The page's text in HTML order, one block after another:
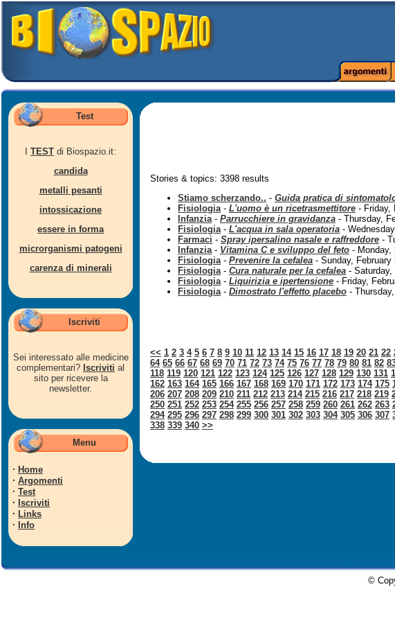
Test
TEST di Biospazio.it:
candida
metalli pesanti
intossicazione
essere in forma
microrganismi patogeni
carenza di minerali
Iscriviti
Sei interessato alle medicine
complementari? Iscriviti al
sito per ricevere la
newsletter.
Menu
· Home
· Argomenti
· Test
· Iscriviti
· Links
· Info
Stories & topics: 3398 results
Stiamo scherzando.. - Guida pratica di
Fisiologia- L'uomo è un ricetrasmettitore - Friday,
Infanzia- Parrucchiere in gravidanza - Thursday,
Fisiologia- L'acqua in sala operatoria -
Farmaci - Spray ipersalino nasale e raffreddore -
Infanzia- Vitamina C e sviluppo del feto - Monday,
Fisiologia- Prevenire la cefalea - Sunday, February
Fisiologia- Cura naturale per la cefalea - Saturday,
Fisiologia- Liquirizia e ipertensione - Friday,
Fisiologia- Dimostrato l'effetto placebo -
<< 1 2 3 4 5 6 7 8 9 10 11 12 13 14 15 16 17 18 19 20 21 22
64 65 66 67 68 69 70 71 72 73 74 75 76 77 78 79 80 81 82
118 119 120 121 122 123 124 125 126 127 128 129 130 131
162 163 164 165 166 167 168 169 170 171 172 173 174 175
206 207 208 209 210 211 212 213 214 215 216 217 218 219
250 251 252 253 254 255 256 257 258 259 260 261 262 263
294 295 296 297 298 299 300 301 302 303 304 305 306 307
338 339 340 >>
©